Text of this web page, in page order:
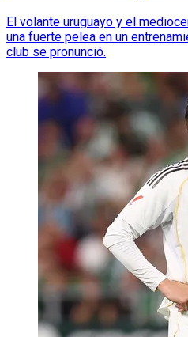
El volante uruguayo y el
una fuerte pelea en un
club se pronunció.